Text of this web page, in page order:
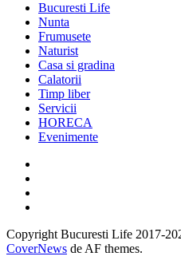
Bucuresti Life
Nunta
Frumusete
Naturist
Casa si gradina
Calatorii
Timp liber
Servicii
HORECA
Evenimente
Copyright Bucuresti Life 2017-
CoverNews de AF themes.